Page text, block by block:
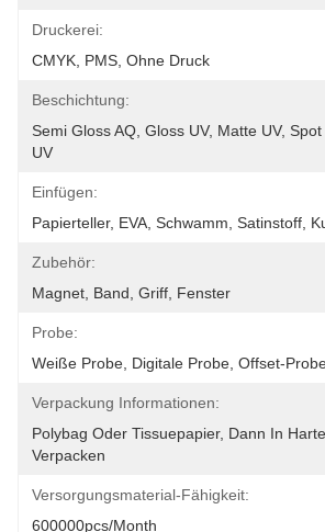
Druckerei:
CMYK, PMS, Ohne Druck
Beschichtung:
Semi Gloss AQ, Gloss UV, Matte UV,
UV
Einfügen:
Papierteller, EVA, Schwamm, Satinstoff,
Zubehör:
Magnet, Band, Griff, Fenster
Probe:
Weiße Probe, Digitale Probe, Offset-
Verpackung Informationen:
Polybag Oder Tissuepapier, Dann In
Verpacken
Versorgungsmaterial-Fähigkeit:
600000pcs/month